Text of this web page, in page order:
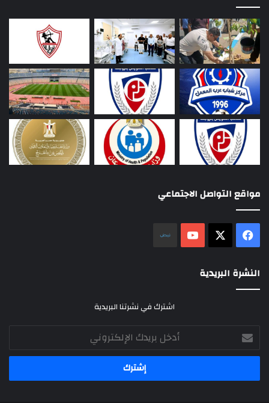
مواقع التواصل الاجتماعي
فيسبوك ‫YouTube
النشرة البريدية
اشترك في نشرتنا البريدية
أدخل
بريدك
الإلكتروني